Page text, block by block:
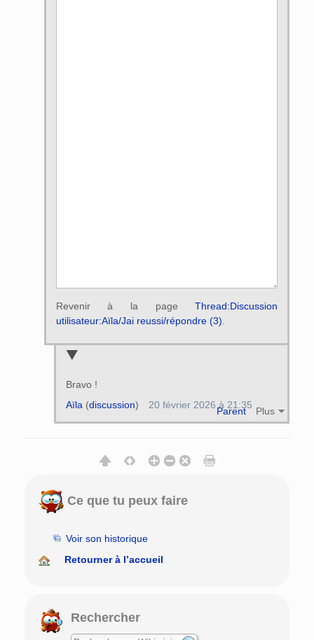
Revenir à la pageThread:Discussion
utilisateur:Aïla/Jai reussi/répondre (3).
Bravo !
Parent Plus
Aïla (discussion) 20 février 2026 à 21:35
Ce que tu peux faire
Voir son historique
Retourner à l’accueil
Rechercher